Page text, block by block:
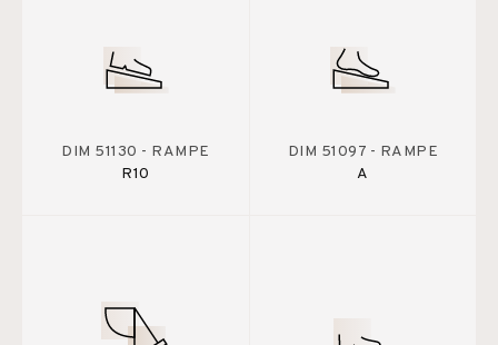
DIM 51130 - RAMPE
R10
DIM 51097 - RAMPE
A